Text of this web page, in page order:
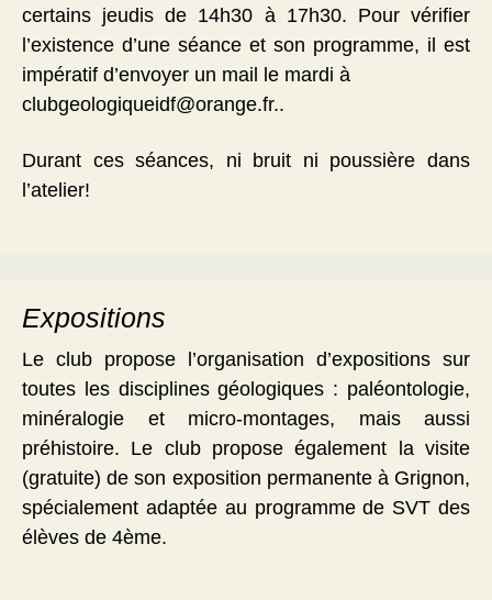
certains jeudis de 14h30 à 17h30. Pour vérifier
l’existence d’une séance et son programme, il est
impératif d’envoyer un mail le mardi à
clubgeologiqueidf@orange.fr..
Durant ces séances, ni bruit ni poussière dans
l’atelier!
Expositions
Le club propose l’organisation d’expositions sur
toutes les disciplines géologiques : paléontologie,
minéralogie et micro-montages, mais aussi
préhistoire. Le club propose également la visite
(gratuite) de son exposition permanente à Grignon,
spécialement adaptée au programme de SVT des
élèves de 4ème.